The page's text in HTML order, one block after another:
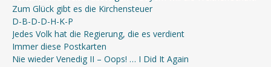
Zum Glück gibt es die Kirchensteuer
D-B-D-D-H-K-P
Jedes Volk hat die Regierung, die es verdient
Immer diese Postkarten
Nie wieder Venedig II – Oops! … I Did It Again